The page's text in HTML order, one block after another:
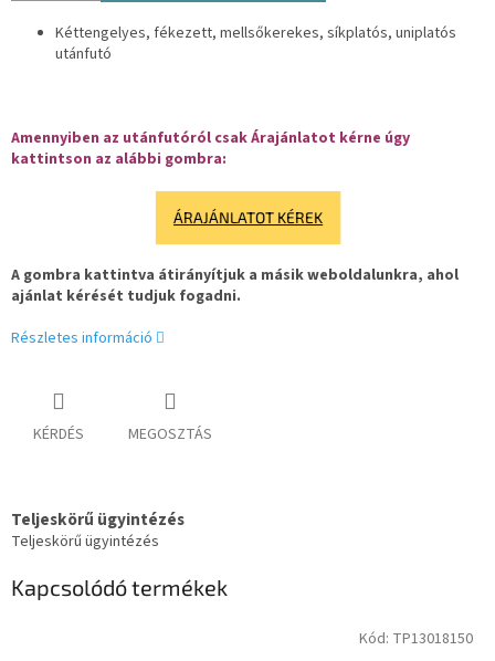
Kéttengelyes, fékezett, mellsőkerekes, síkplatós, uniplatós
utánfutó
Amennyiben az utánfutóról csak Árajánlatot kérne úgy
kattintson az alábbi gombra:
ÁRAJÁNLATOT KÉREK
A gombra kattintva átirányítjuk a másik weboldalunkra, ahol
ajánlat kérését tudjuk fogadni.
Részletes információ
KÉRDÉS MEGOSZTÁS
Teljeskörű ügyintézés
Teljeskörű ügyintézés
Kapcsolódó termékek
Kód: TP13018150